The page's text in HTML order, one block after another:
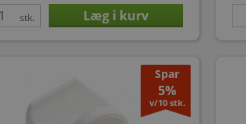
stk.
Spar
5%
v/10 stk.